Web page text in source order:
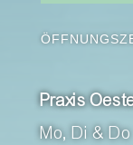
Praxis
Mo, Di & Do